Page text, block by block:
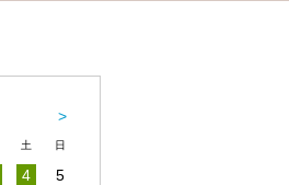
土 日
4
5
>